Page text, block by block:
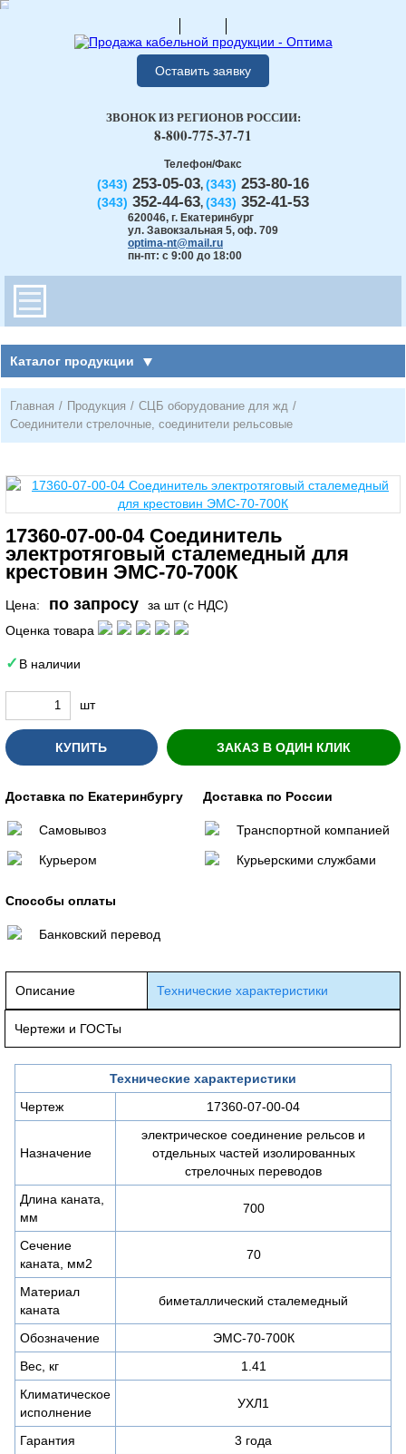
Оставить заявку
Телефон/Факс
(343) 253-05-03, (343) 253-80-16
(343) 352-44-63, (343) 352-41-53
620046, г. Екатеринбург
ул. Завокзальная 5, оф. 709
optima-nt@mail.ru
пн-пт: с 9:00 до 18:00
ЗВОНОК ИЗ РЕГИОНОВ РОССИИ:
8-800-775-37-71
Каталог продукции
Главная / Продукция / СЦБ оборудование для жд /
Соединители стрелочные, соединители рельсовые
17360-07-00-04 Соединитель
электротяговый сталемедный для
крестовин ЭМС-70-700К
Цена: по запросу
за шт (с НДС)
Оценка товара
В наличии
шт
КУПИТЬ ЗАКАЗ В ОДИН КЛИК
Доставка по Екатеринбургу
Самовывоз
Курьером
Доставка по России
Транспортной компанией
Курьерскими службами
Способы оплаты
Банковский перевод
Описание Технические характеристики
Чертежи и ГОСТы
Технические характеристики
Чертеж
17360-07-00-04
Назначение
электрическое соединение рельсов и
отдельных частей изолированных
стрелочных переводов
Длина каната,
мм
700
Сечение
каната, мм2
70
Материал
каната
биметаллический сталемедный
Обозначение
ЭМС-70-700К
Вес, кг
1.41
Климатическое
исполнение
УХЛ1
Гарантия
3 года